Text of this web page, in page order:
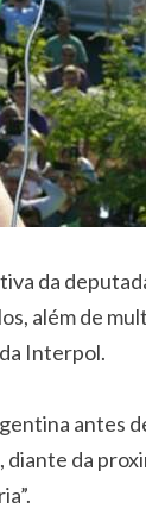
da
além de
Interpol.
da